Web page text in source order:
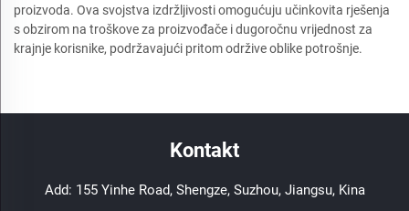
proizvoda. Ova svojstva izdržljivosti omogućuju učinkovita rješenja
s obzirom na troškove za proizvođače i dugoročnu vrijednost za
krajnje korisnike, podržavajući pritom održive oblike potrošnje.
Kontakt
Add: 155 Yinhe Road, Shengze, Suzhou, Jiangsu, Kina